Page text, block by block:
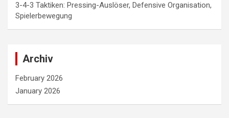
3-4-3 Taktiken: Pressing-Auslöser, Defensive Organisation,
Spielerbewegung
Archiv
February 2026
January 2026